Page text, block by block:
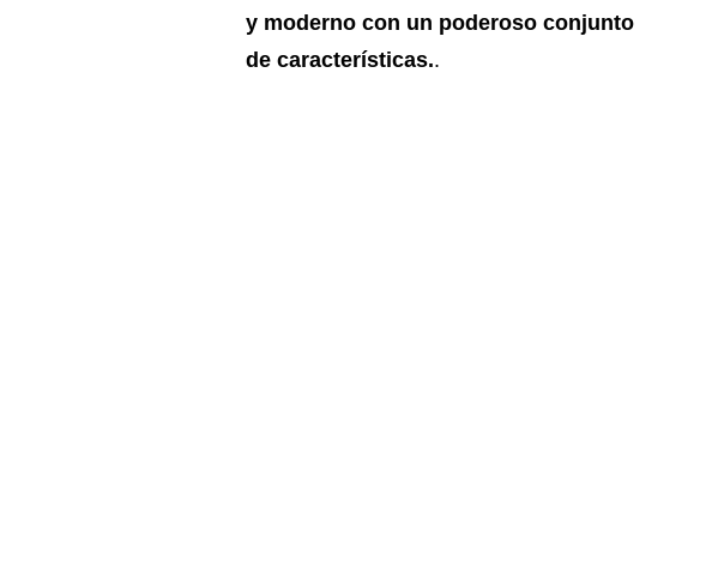
y moderno con un poderoso conjunto
de características..